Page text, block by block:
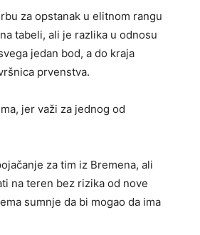
za opstanak u elitnom rangu
tabeli, ali je razlika u odnosu
jedan bod, a do kraja
prvenstva.
jer važi za jednog od
za tim iz Bremena, ali
na teren bez rizika od nove
sumnje da bi mogao da ima